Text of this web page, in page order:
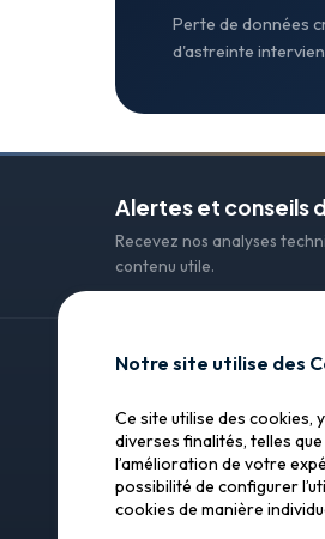
Perte de données
d'astreinte
Alertes et conseils
Recevez nos analyses
contenu utile.
SOS Data Recovery
Récupération de données
professionnelle en Suisse.
Confiance, précision, résultats.
Notre site utilise des
Ce site utilise des cookies,
diverses finalités, telles
l’amélioration de votre
possibilité de configurer
cookies de manière